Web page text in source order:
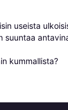
useista
suuntaa
kummallista?